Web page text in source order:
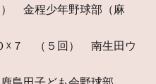
金程少年野球部（麻
☓７ （５回） 南生田ウ